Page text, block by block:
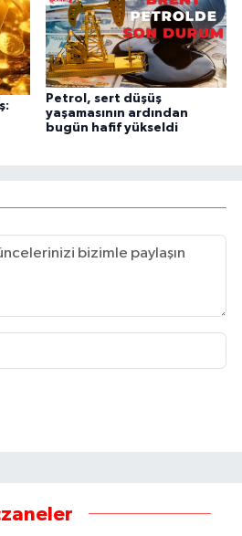
Petrol, sert düşüş
yaşamasının ardından
bugün hafif yükseldi